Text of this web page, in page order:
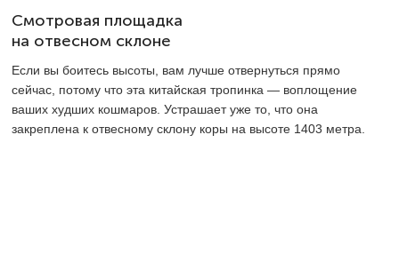
Смотровая площадка
на отвесном склоне
Если вы боитесь высоты, вам лучше отвернуться прямо
сейчас, потому что эта китайская тропинка — воплощение
ваших худших кошмаров. Устрашает уже то, что она
закреплена к отвесному склону коры на высоте 1403 метра.